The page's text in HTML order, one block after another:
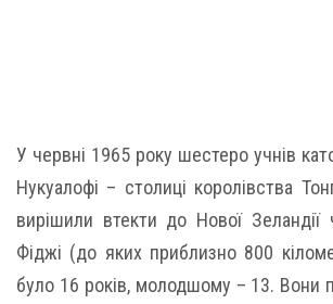
У червні 1965 року шестеро учнів
Нукуалофі – столиці королівства
вирішили втекти до Нової Зеландії
Фіджі (до яких приблизно 800
було 16 років, молодшому – 13. Вони